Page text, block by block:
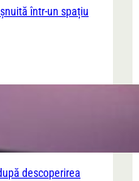
într-un spațiu
descoperirea